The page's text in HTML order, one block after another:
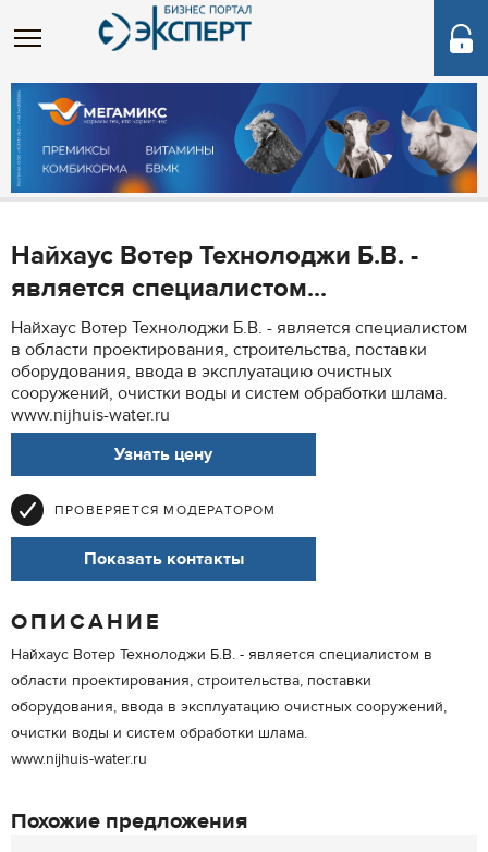
Найхаус Вотер Технолоджи Б.В. -
является специалистом...
Найхаус Вотер Технолоджи Б.В. - является специалистом
в области проектирования, строительства, поставки
оборудования, ввода в эксплуатацию очистных
сооружений, очистки воды и систем обработки шлама.
www.nijhuis-water.ru
Узнать цену
ПРОВЕРЯЕТСЯ МОДЕРАТОРОМ
Показать контакты
ОПИСАНИЕ
Найхаус Вотер Технолоджи Б.В. - является специалистом в
области проектирования, строительства, поставки
оборудования, ввода в эксплуатацию очистных сооружений,
очистки воды и систем обработки шлама.
www.nijhuis-water.ru
Похожие предложения